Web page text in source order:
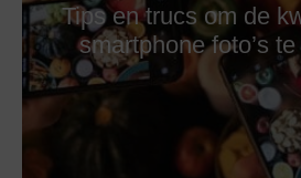
Tips en trucs om de
smartphone foto’s